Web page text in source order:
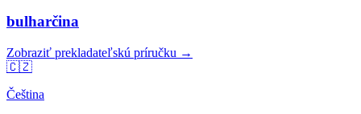
bulharčina
Zobraziť prekladateľskú príručku →
🇨🇿
Čeština